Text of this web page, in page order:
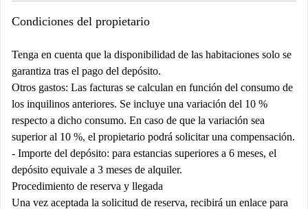
Condiciones del propietario
Tenga en cuenta que la disponibilidad de las habitaciones solo se
garantiza tras el pago del depósito.
Otros gastos: Las facturas se calculan en función del consumo de
los inquilinos anteriores. Se incluye una variación del 10 %
respecto a dicho consumo. En caso de que la variación sea
superior al 10 %, el propietario podrá solicitar una compensación.
- Importe del depósito: para estancias superiores a 6 meses, el
depósito equivale a 3 meses de alquiler.
Procedimiento de reserva y llegada
Una vez aceptada la solicitud de reserva, recibirá un enlace para